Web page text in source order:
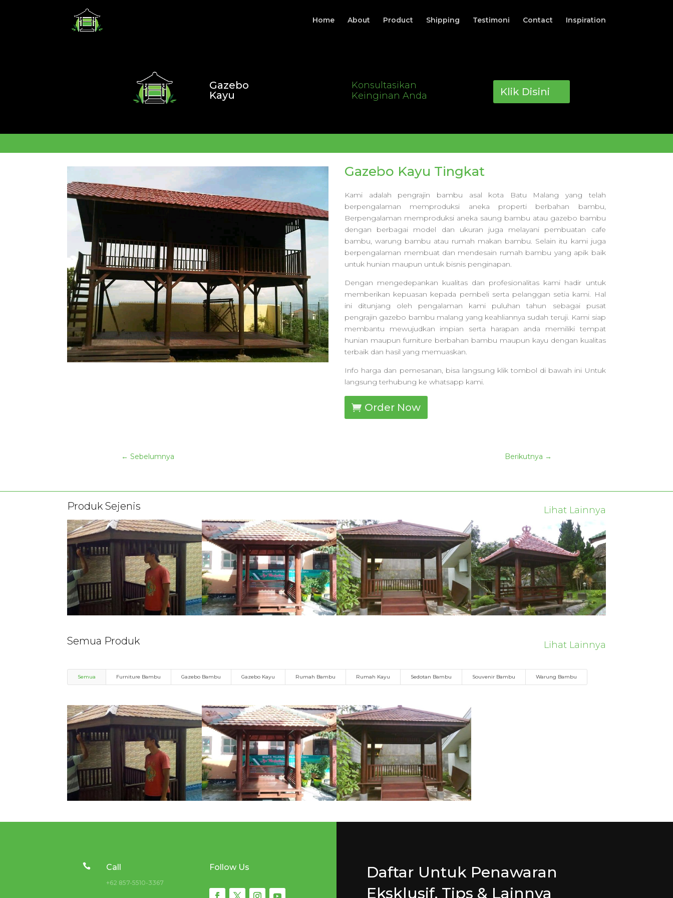
Home About Product Shipping Testimoni Contact Inspiration
Gazebo
Kayu
Konsultasikan
Keinginan Anda
Klik Disini
Gazebo Kayu Tingkat
Kami adalah pengrajin bambu asal kota Batu Malang yang telah
berpengalaman memproduksi aneka properti berbahan bambu,
Berpengalaman memproduksi aneka saung bambu atau gazebo bambu
dengan berbagai model dan ukuran juga melayani pembuatan cafe
bambu, warung bambu atau rumah makan bambu. Selain itu kami juga
berpengalaman membuat dan mendesain rumah bambu yang apik baik
untuk hunian maupun untuk bisnis penginapan.
Dengan mengedepankan kualitas dan profesionalitas kami hadir untuk
memberikan kepuasan kepada pembeli serta pelanggan setia kami. Hal
ini ditunjang oleh pengalaman kami puluhan tahun sebagai pusat
pengrajin gazebo bambu malang yang keahliannya sudah teruji. Kami siap
membantu mewujudkan impian serta harapan anda memiliki tempat
hunian maupun furniture berbahan bambu maupun kayu dengan kualitas
terbaik dan hasil yang memuaskan.
Info harga dan pemesanan, bisa langsung klik tombol di bawah ini Untuk
langsung terhubung ke whatsapp kami.
Order Now
← Sebelumnya Berikutnya →
Produk Sejenis Lihat Lainnya
Semua Produk Lihat Lainnya
Semua Furniture Bambu Gazebo Bambu Gazebo Kayu Rumah Bambu Rumah Kayu Sedotan Bambu Souvenir Bambu Warung Bambu
 Call
+62 857-5510-3367
Follow Us
Daftar Untuk Penawaran
Eksklusif, Tips & Lainnya